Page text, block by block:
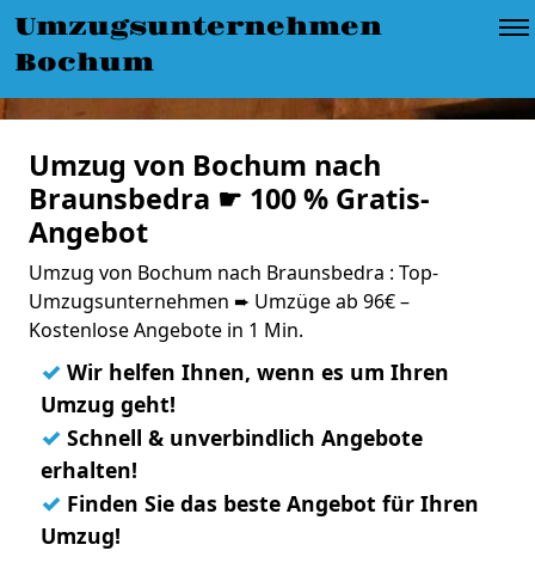
Umzugsunternehmen
Bochum
Umzug von Bochum nach
Braunsbedra ☛ 100 % Gratis-
Angebot
Umzug von Bochum nach Braunsbedra : Top-
Umzugsunternehmen ➨ Umzüge ab 96€ –
Kostenlose Angebote in 1 Min.
✓ Wir helfen Ihnen, wenn es um Ihren
Umzug geht!
✓ Schnell & unverbindlich Angebote
erhalten!
✓ Finden Sie das beste Angebot für Ihren
Umzug!